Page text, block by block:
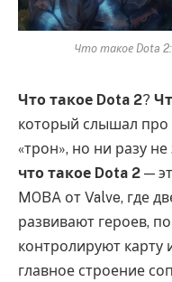
Что такое Dota
Что такое Dota 2?
который слышал про
«трон», но ни разу
что такое Dota 2 —
MOBA от Valve, где
развивают героев,
контролируют карту
главное строение